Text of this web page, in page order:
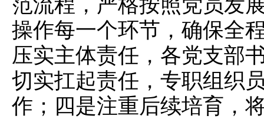
范流程，严格按照党员发
操作每一个环节，确保全
压实主体责任，各党支部
切实扛起责任，专职组织
作；四是注重后续培育，